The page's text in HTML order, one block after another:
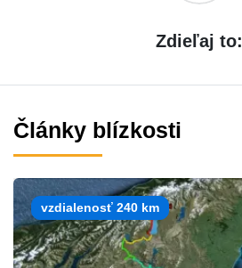
Zdieľaj to:
Články blízkosti
vzdialenosť 240 km